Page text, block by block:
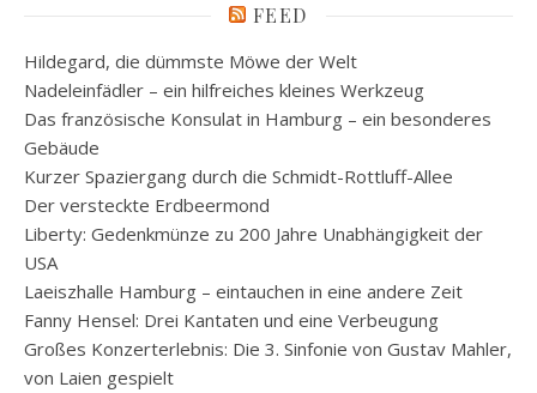
FEED
Hildegard, die dümmste Möwe der Welt
Nadeleinfädler – ein hilfreiches kleines Werkzeug
Das französische Konsulat in Hamburg – ein besonderes
Gebäude
Kurzer Spaziergang durch die Schmidt-Rottluff-Allee
Der versteckte Erdbeermond
Liberty: Gedenkmünze zu 200 Jahre Unabhängigkeit der
USA
Laeiszhalle Hamburg – eintauchen in eine andere Zeit
Fanny Hensel: Drei Kantaten und eine Verbeugung
Großes Konzerterlebnis: Die 3. Sinfonie von Gustav Mahler,
von Laien gespielt